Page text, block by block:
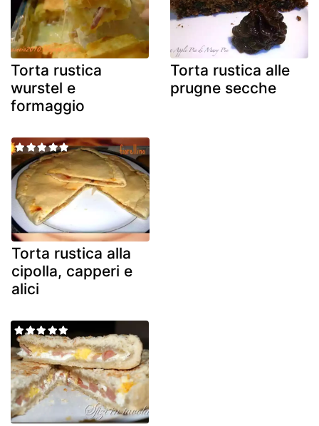
Torta rustica
wurstel e
formaggio
Torta rustica alle
prugne secche
Torta rustica alla
cipolla, capperi e
alici